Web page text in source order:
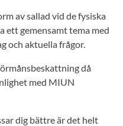
av sallad vid de fysiska
ett gemensamt tema med
och aktuella frågor.
då
med MIUN
dig bättre är det helt